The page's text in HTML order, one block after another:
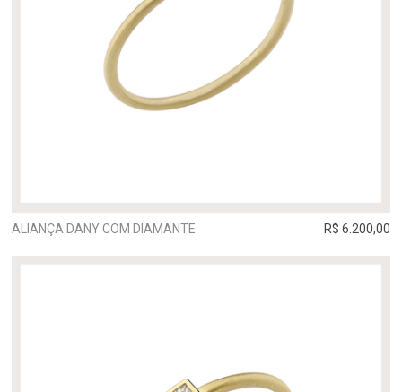
ALIANÇA DANY COM DIAMANTE R$ 6.200,00